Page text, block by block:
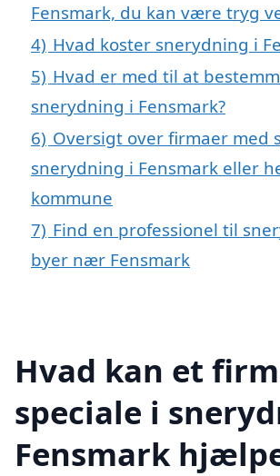
Fensmark, du kan være tryg
4) Hvad koster snerydning i
5) Hvad er med til at
snerydning i Fensmark?
6) Oversigt over firmaer med
snerydning i Fensmark eller
kommune
7) Find en professionel til
byer nær Fensmark
Hvad kan et
speciale i
Fensmark